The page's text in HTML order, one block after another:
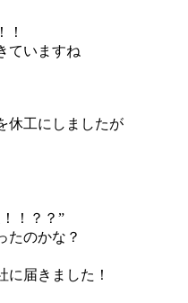
！
ていますね
休工にしましたが
！？？”
たのかな？
に届きました！